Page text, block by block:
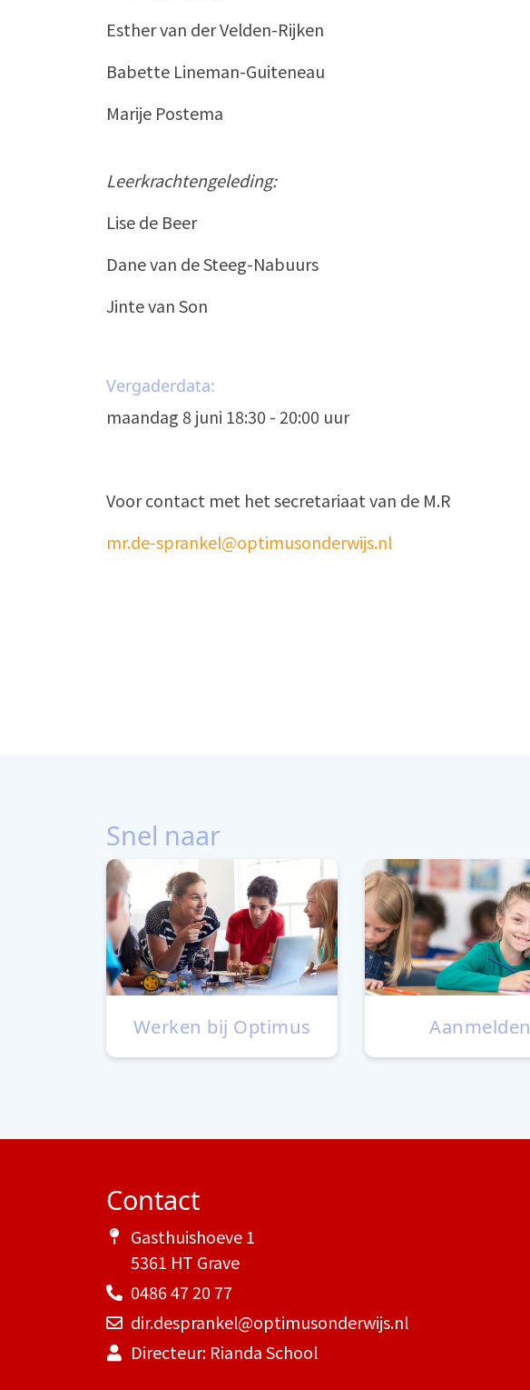
Esther van der Velden-Rijken
Babette Lineman-Guiteneau
Marije Postema
Leerkrachtengeleding:
Lise de Beer
Dane van de Steeg-Nabuurs
Jinte van Son
Vergaderdata:
maandag 8 juni 18:30 - 20:00 uur
Voor contact met het secretariaat van de M.R
mr.de-sprankel@optimusonderwijs.nl
Snel naar
Werken bij Optimus Aanmelden
Contact
Gasthuishoeve 1
5361 HT Grave
0486 47 20 77
dir.desprankel@optimusonderwijs.nl
Directeur: Rianda School